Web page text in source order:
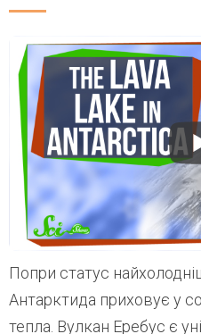
Попри статус
Антарктида приховує у
тепла. Вулкан Еребус є